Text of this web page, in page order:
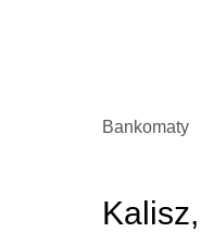
Bankomaty